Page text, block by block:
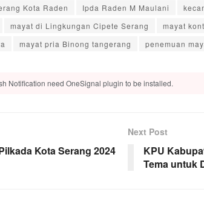
Kota Raden Ipda Raden M Maulani
mayat di Lingkungan Cipete Serang
mayat
mayat pria Binong tangerang penemuan
Notification need OneSignal plugin to be installed.
Kota Serang 2024
Next Post
KPU
Tema untuk